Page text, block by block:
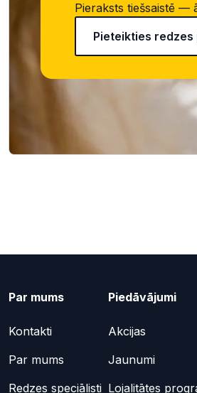
Pieraksts tiešsaistē —
Pieteikties redzes
Par mums
Kontakti
Par mums
Redzes speciālisti
Piedāvājumi
Akcijas
Jaunumi
Lojalitātes